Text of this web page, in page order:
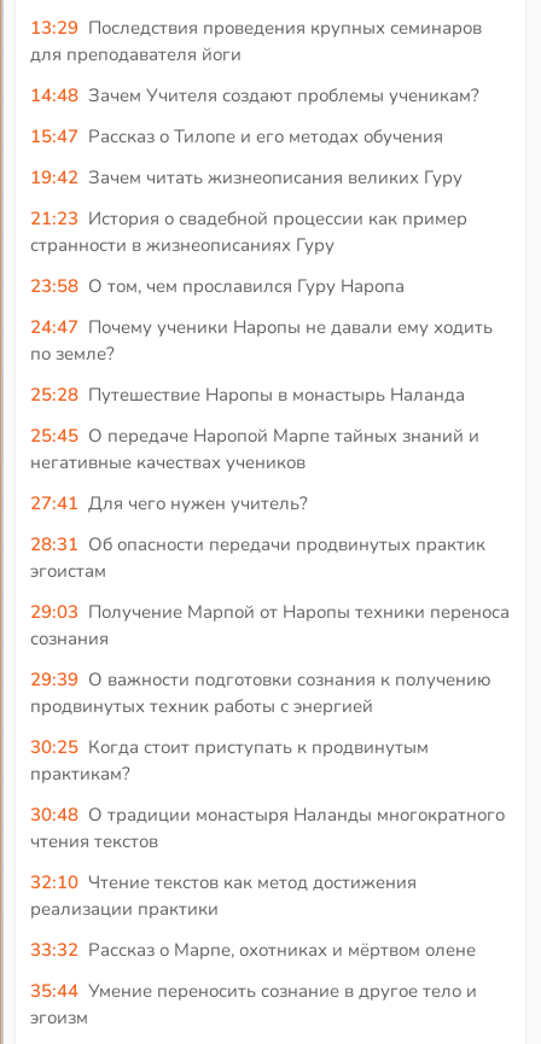
13:29 Последствия проведения крупных семинаров
для преподавателя йоги
14:48 Зачем Учителя создают проблемы ученикам?
15:47 Рассказ о Тилопе и его методах обучения
19:42 Зачем читать жизнеописания великих Гуру
21:23 История о свадебной процессии как пример
странности в жизнеописаниях Гуру
23:58 О том, чем прославился Гуру Наропа
24:47 Почему ученики Наропы не давали ему ходить
по земле?
25:28 Путешествие Наропы в монастырь Наланда
25:45 О передаче Наропой Марпе тайных знаний и
негативные качествах учеников
27:41 Для чего нужен учитель?
28:31 Об опасности передачи продвинутых практик
эгоистам
29:03 Получение Марпой от Наропы техники переноса
сознания
29:39 О важности подготовки сознания к получению
продвинутых техник работы с энергией
30:25 Когда стоит приступать к продвинутым
практикам?
30:48 О традиции монастыря Наланды многократного
чтения текстов
32:10 Чтение текстов как метод достижения
реализации практики
33:32 Рассказ о Марпе, охотниках и мёртвом олене
35:44 Умение переносить сознание в другое тело и
эгоизм